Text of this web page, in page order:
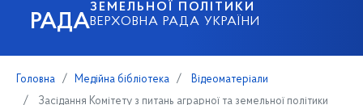
РАДА
ЗЕМЕЛЬНОЇ ПОЛІТИКИ
ВЕРХОВНА РАДА УКРАЇНИ
Головна Медійна бібліотека
Відеоматеріали
Засідання Комітету з питань аграрної та земельної політики